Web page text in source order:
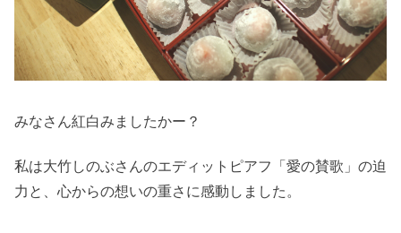
みなさん紅白みましたかー？
私は大竹しのぶさんのエディットピアフ「愛の賛歌」の迫
力と、心からの想いの重さに感動しました。